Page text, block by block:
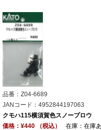
品番：Z04-6689
JANコード：4952844197063
クモハ115横須賀色スノープロウ
価格：¥440 （税込）
在庫：在庫